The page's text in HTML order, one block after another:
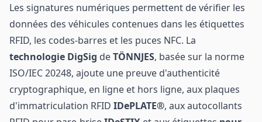
Les signatures numériques permettent de vérifier les
données des véhicules contenues dans les étiquettes
RFID, les codes-barres et les puces NFC. La
technologie DigSig deTÖNNJES, basée sur la norme
ISO/IEC 20248, ajoute une preuve d'authenticité
cryptographique, en ligne et hors ligne, aux plaques
d'immatriculation RFID IDePLATE®, aux autocollants